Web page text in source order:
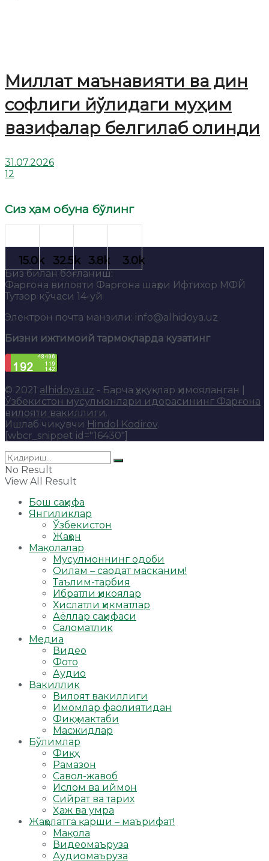
Миллат маънавияти ва дин
софлиги йўлидаги муҳим
вазифалар белгилаб олинди
31.07.2026
12
Сиз ҳам обуна бўлинг
Биз билан боғланиш:
Фарғона вилояти Фарғона шаҳри Ифтихор МФЙ
Тутзор кўчаси 14-уй
Электрон почта манзили: info@alhidoya.uz
Бизни ижтимоий тармоқларда кузатинг
© 2021 alhidoya.uz - Барча ҳуқуқлар ҳимояланган |
Ўзбекистон мусулмонлари идорасининг Фарғона
вилояти вакиллиги.
Ишлаб чиқувчи Hindol Kodirov.
[wbcr_snippet id="16430"]
No Result
View All Result
Бош саҳифа
Янгиликлар
Ўзбекистон
Жаҳон
Мақолалар
Мусулмоннинг одоби
Оилам – саодат масканим!
Таълим-тарбия
Ибратли ҳикоялар
Хислатли ҳикматлар
Аёллар саҳифаси
Саломатлик
Медиа
Видео
Фото
Аудио
Вакиллик
Вилоят вакиллиги
Имомлар фаолиятидан
Фиқҳ мактаби
Масжидлар
Бўлимлар
Фиқҳ
Рамазон
Савол-жавоб
Ислом ва иймон
Сийрат ва тарих
Ҳаж ва умра
Жаҳолатга қарши – маърифат!
Мақола
Видеомаъруза
Аудиомаъруза